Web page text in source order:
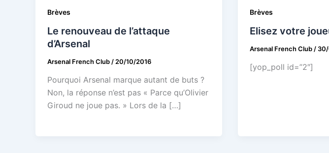
Brèves
Le renouveau de l’attaque
d’Arsenal
Arsenal French Club / 20/10/2016
Pourquoi Arsenal marque autant de buts ?
Non, la réponse n’est pas « Parce qu’Olivier
Giroud ne joue pas. » Lors de la […]
Brèves
Elisez votre
Arsenal French Club /
[yop_poll id=”2″]